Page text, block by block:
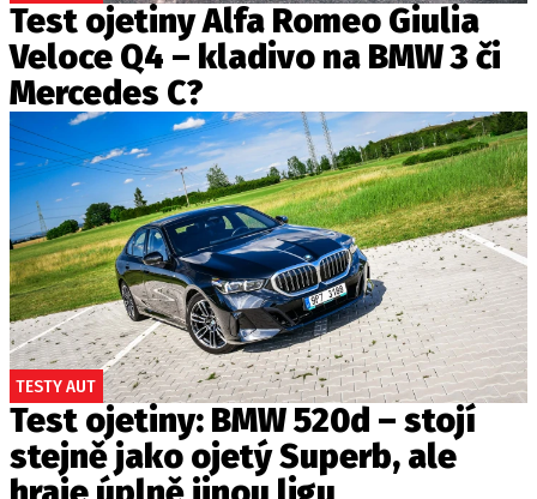
Test ojetiny Alfa Romeo Giulia
Veloce Q4 – kladivo na BMW 3 či
Mercedes C?
TESTY AUT
Test ojetiny: BMW 520d – stojí
stejně jako ojetý Superb, ale